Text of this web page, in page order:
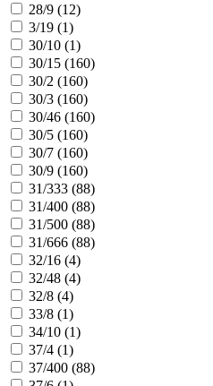
28/9 (12)
3/19 (1)
30/10 (1)
30/15 (160)
30/2 (160)
30/3 (160)
30/46 (160)
30/5 (160)
30/7 (160)
30/9 (160)
31/333 (88)
31/400 (88)
31/500 (88)
31/666 (88)
32/16 (4)
32/48 (4)
32/8 (4)
33/8 (1)
34/10 (1)
37/4 (1)
37/400 (88)